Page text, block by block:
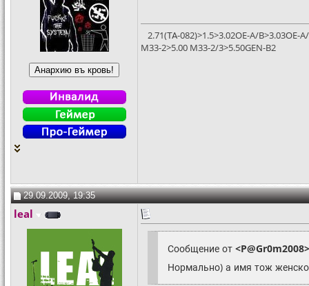
2.71(ТА-082)>1.5>3.02OE-A/
M33-2>5.00 M33-2/3>5.50GEN-B2
29.09.2009, 19:35
leal
Сообщение от <P@Gr0m2008>
Нормально) а имя тож